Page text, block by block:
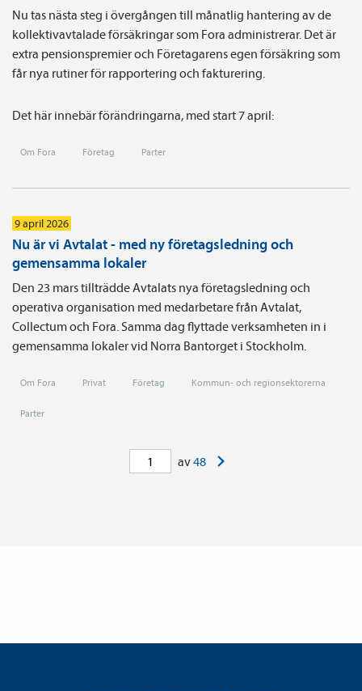
Nu tas nästa steg i övergången till månatlig hantering av de
kollektivavtalade försäkringar som Fora administrerar. Det är
extra pensionspremier och Företagarens egen försäkring som
får nya rutiner för rapportering och fakturering.
Det här innebär förändringarna, med start 7 april:
Om Fora Företag Parter
9 april 2026
Nu är vi Avtalat - med ny företagsledning och
gemensamma lokaler
Den 23 mars tillträdde Avtalats nya företagsledning och
operativa organisation med medarbetare från Avtalat,
Collectum och Fora. Samma dag flyttade verksamheten in i
gemensamma lokaler vid Norra Bantorget i Stockholm.
Om Fora Privat Företag Kommun- och regionsektorerna
Parter
av48